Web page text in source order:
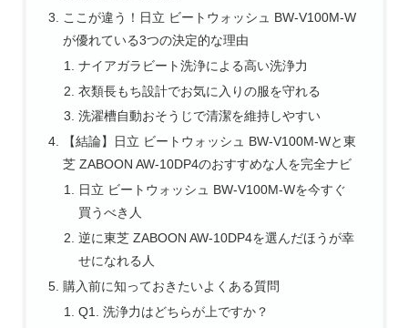
ここが違う！日立 ビートウォッシュ BW-V100M-W
が優れている3つの決定的な理由
ナイアガラビート洗浄による高い洗浄力
衣類長もち設計でお気に入りの服を守れる
洗濯槽自動おそうじで清潔を維持しやすい
【結論】日立 ビートウォッシュ BW-V100M-Wと東
芝 ZABOON AW-10DP4のおすすめな人を完全ナビ
日立 ビートウォッシュ BW-V100M-Wを今すぐ
買うべき人
逆に東芝 ZABOON AW-10DP4を選んだほうが幸
せになれる人
購入前に知っておきたいよくある質問
Q1. 洗浄力はどちらが上ですか？